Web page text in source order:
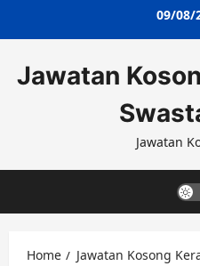
09/08/
Jawatan
Jawatan
Home
Jawatan Kosong